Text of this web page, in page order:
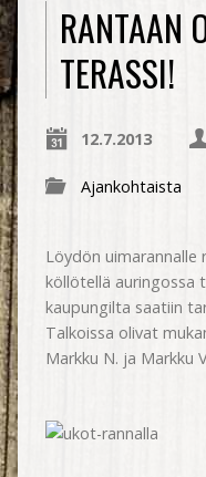
RANTAAN
TERASSI!
12.7.2013
Ajankohtaista
Löydön uimarannalle
köllötellä auringossa
kaupungilta saatiin
Talkoissa olivat
Markku N. ja Markku